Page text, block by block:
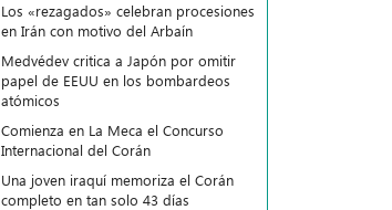
Los «rezagados» celebran procesiones
en Irán con motivo del Arbaín
Medvédev critica a Japón por omitir
papel de EEUU en los bombardeos
atómicos
Comienza en La Meca el Concurso
Internacional del Corán
Una joven iraquí memoriza el Corán
completo en tan solo 43 días